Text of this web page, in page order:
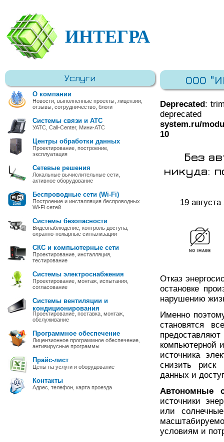
ИНТЕГРА
Услуги
О компании
Новости, выполненные проекты, лицензии,
отзывы, сотрудничество, блоги
Системы связи и АТС
УАТС, Call-Center, Мини-АТС
Центры обработки данных
Проектирование, построение,
эксплуатация
Сетевые решения
Локальные вычислительные сети,
активное оборудование
Беспроводные сети (Wi-Fi)
Построение и инсталляция беспроводных
Wi-Fi сетей
Системы безопасности
Видеонаблюдение, контроль доступа,
охранно-пожарные сигнализации
СКС и компьютерные сети
Проектирование, инсталляция,
тестирование
Системы электроснабжения
Проектирование, монтаж, испытания,
согласование
Системы вентиляции и
кондиционирования
Проектирование, поставка, монтаж,
обслуживание
Программное обеспечение
Лицензионное программное обеспечение,
антивирусные программы
Прайс-лист
Цены на услуги и оборудование
Контакты
Адрес, телефон, карта проезда
ООО
Deprecated:
system.ru/
10
Без
никуда:
19 августа
Отказ
остановке
нарушению
Именно
становятся
компьютерной
источника
снизить риск
данных и
Автономные
источники
или
условиям и